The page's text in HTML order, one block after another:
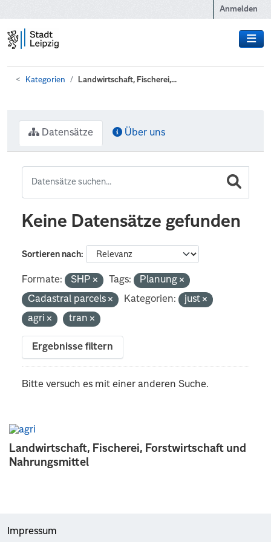
Anmelden
Kategorien Landwirtschaft, Fischerei,...
Landwirtschaft, Fischerei, Forstwirtschaft und
Nahrungsmittel
Datensätze Über uns
Keine Datensätze gefunden
Sortieren nach
Formate: SHP Tags:
Planung
Cadastral parcels
Kategorien:
just
agri
tran
Ergebnisse filtern
Bitte versuch es mit einer anderen Suche.
Impressum